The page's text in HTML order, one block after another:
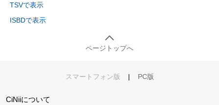
TSVで表示
ISBDで表示
ページトップへ
スマートフォン版 | PC版
CiNiiについて